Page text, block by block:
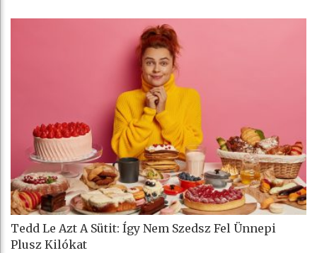
Tedd Le Azt A Sütit: Így Nem Szedsz Fel Ünnepi
Plusz Kilókat